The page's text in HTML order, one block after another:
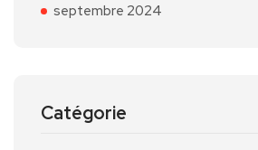
septembre 2024
Catégorie